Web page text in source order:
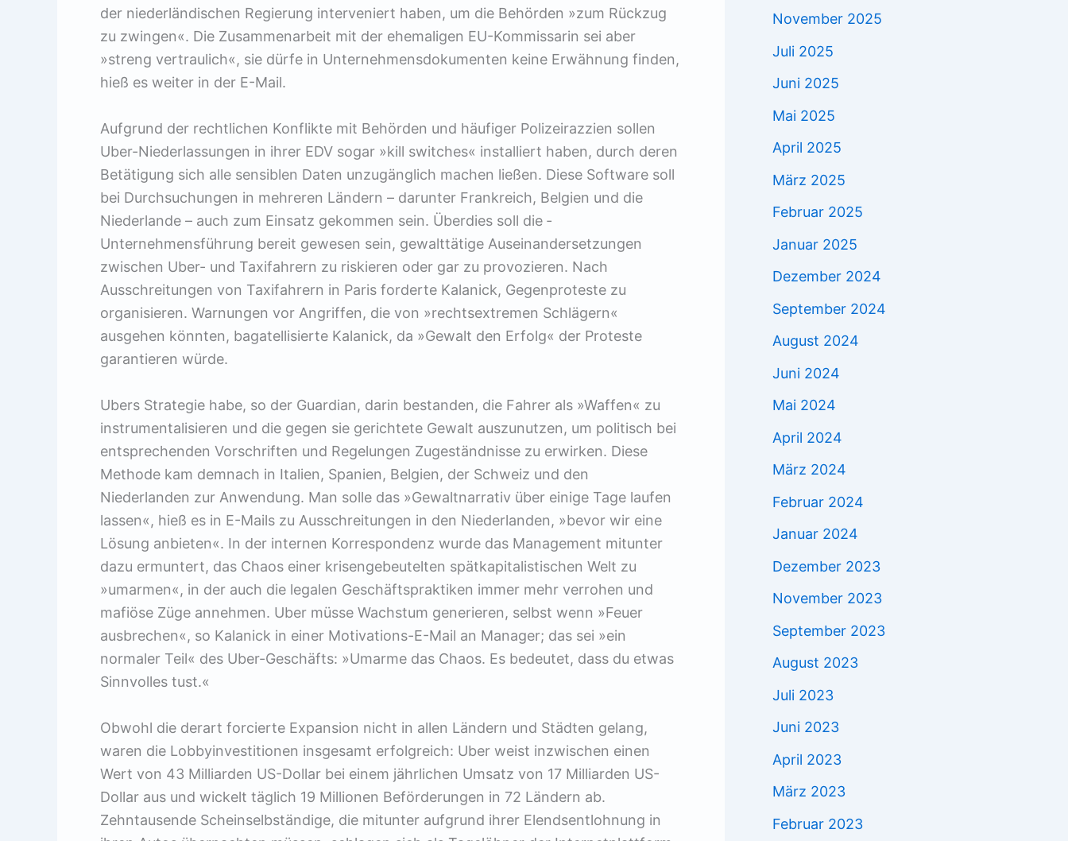
der niederländischen Regierung interveniert haben, um die Behörden »zum Rückzug
zu zwingen«. Die Zusammenarbeit mit der ehemaligen EU-Kommissarin sei aber
»streng vertraulich«, sie dürfe in Unternehmensdo­kumenten keine Erwähnung finden,
hieß es weiter in der E-Mail.
Aufgrund der rechtlichen Konflikte mit Behörden und häufiger Polizei­razzien sollen
Uber-Niederlassungen in ihrer EDV sogar »kill switches« installiert haben, durch deren
Betätigung sich alle sensiblen Daten unzugänglich machen ließen. Diese Software soll
bei Durchsuchungen in mehreren Ländern – darunter Frankreich, Belgien und die
Niederlande – auch zum Einsatz gekommen sein. Überdies soll die ­
Unternehmensführung bereit gewesen sein, gewalttätige Auseinandersetzungen
zwischen Uber- und Taxifahrern zu riskieren oder gar zu provozieren. Nach
Ausschreitungen von Taxifahrern in Paris forderte Kalanick, Gegenproteste zu
organisieren. Warnungen vor Angriffen, die von »rechtsextremen Schlägern«
ausgehen könnten, bagatellisierte Kalanick, da »Gewalt den Erfolg« der Proteste
garantieren würde.
Ubers Strategie habe, so der Guardian, darin bestanden, die Fahrer als »Waffen« zu
instrumentalisieren und die gegen sie gerichtete Gewalt auszunutzen, um politisch bei
entsprechenden Vorschriften und Regelungen Zugeständnisse zu erwirken. Diese
Methode kam demnach in Italien, Spanien, Belgien, der Schweiz und den
Niederlanden zur Anwendung. Man solle das »Gewaltnarrativ über einige Tage laufen
lassen«, hieß es in E-Mails zu Ausschreitungen in den Niederlanden, »bevor wir eine
Lösung anbieten«. In der internen Korrespondenz wurde das Management mitunter
dazu ermuntert, das Chaos einer krisengebeutelten spätkapitalistischen Welt zu
»umarmen«, in der auch die legalen Geschäftspraktiken immer mehr verrohen und
mafiöse Züge annehmen. Uber müsse Wachstum generieren, selbst wenn »Feuer
ausbrechen«, so Kalanick in einer Moti­vations-E-Mail an Manager; das sei »ein
normaler Teil« des Uber-Geschäfts: »Umarme das Chaos. Es bedeutet, dass du etwas
Sinnvolles tust.«
Obwohl die derart forcierte Expan­sion nicht in allen Ländern und Städten gelang,
waren die Lobbyinvestitionen insgesamt erfolgreich: Uber weist inzwischen einen
Wert von 43 Milliarden US-Dollar bei einem jährlichen Umsatz von 17 Milliarden US-
Dollar aus und wickelt täglich 19 Millionen Beförderungen in 72 Ländern ab.
Zehntausende Scheinselbständige, die mitunter aufgrund ihrer Elendsentlohnung in
November 2025
Juli 2025
Juni 2025
Mai 2025
April 2025
März 2025
Februar 2025
Januar 2025
Dezember 2024
September 2024
August 2024
Juni 2024
Mai 2024
April 2024
März 2024
Februar 2024
Januar 2024
Dezember 2023
November 2023
September 2023
August 2023
Juli 2023
Juni 2023
April 2023
März 2023
Februar 2023